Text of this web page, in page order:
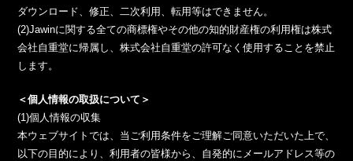
ダウンロード、修正、二次利用、転用等はできません。
(2)Jawinに関する全ての商標権やその他の知的財産権の利用権は株式
会社自重堂に帰属し、株式会社自重堂の許可なく使用することを禁止
します。
＜個人情報の取扱について＞
(1)個人情報の収集
本ウェブサイトでは、当ご利用条件をご理解ご同意いただいた上で、
以下の目的により、利用者の皆様から、自発的にメールアドレス等の